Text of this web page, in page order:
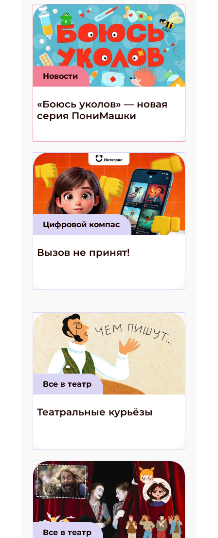
Новости
«Боюсь уколов» — новая
серия ПониМашки
Цифровой компас
Вызов не принят!
Все в театр
Театральные курьёзы
Все в театр